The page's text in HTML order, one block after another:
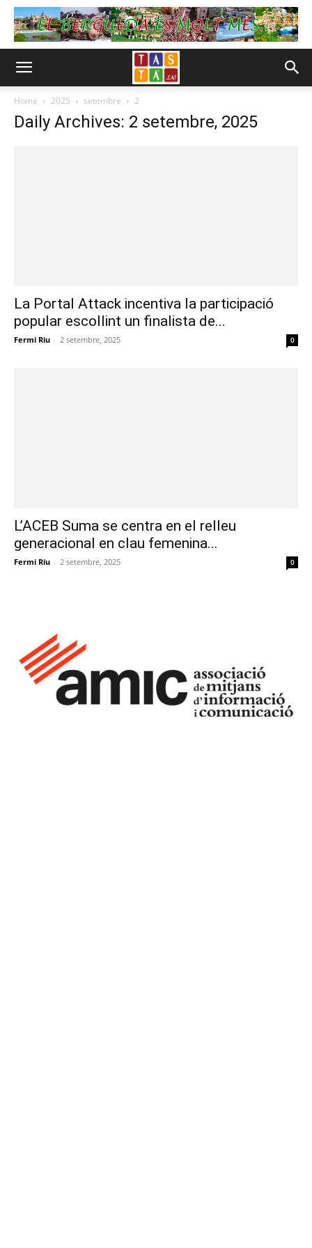
Home 2025 setembre 2
Daily Archives: 2 setembre, 2025
La Portal Attack incentiva la participació
popular escollint un finalista de...
Fermi Riu - 2 setembre, 2025 0
L’ACEB Suma se centra en el relleu
generacional en clau femenina...
Fermi Riu - 2 setembre, 2025 0